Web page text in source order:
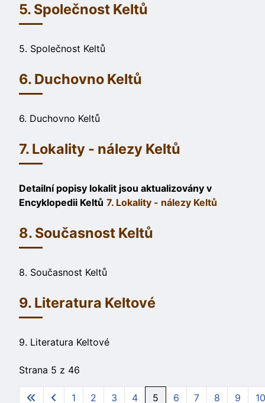
5. Společnost Keltů
5. Společnost Keltů
6. Duchovno Keltů
6. Duchovno Keltů
7. Lokality - nálezy Keltů
Detailní popisy lokalit jsou aktualizovány v
Encyklopedii Keltů 7. Lokality - nálezy Keltů
8. Současnost Keltů
8. Současnost Keltů
9. Literatura Keltové
9. Literatura Keltové
Strana 5 z 46
1 2 3 4 5 6 7 8 9 10